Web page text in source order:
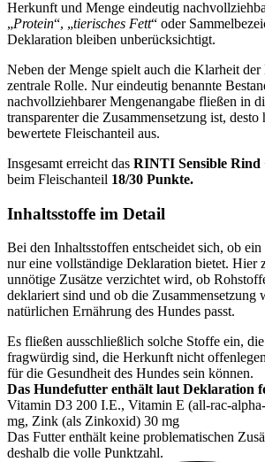
Herkunft und Menge eindeutig
„Protein“, „tierisches Fett“ oder
Deklaration bleiben unberücksichtigt.
Neben der Menge spielt auch die Klarheit
zentrale Rolle. Nur eindeutig benannte
nachvollziehbarer Mengenangabe fließen in
transparenter die Zusammensetzung ist,
bewertete Fleischanteil aus.
Insgesamt erreicht das RINTI Sensible Rind
beim Fleischanteil 18/30 Punkte.
Inhaltsstoffe im Detail
Bei den Inhaltsstoffen entscheidet sich, ob
nur eine vollständige Deklaration bietet. Hier
unnötige Zusätze verzichtet wird, ob
deklariert sind und ob die Zusammensetzung
natürlichen Ernährung des Hundes passt.
Es fließen ausschließlich solche Stoffe ein,
fragwürdig sind, die Herkunft nicht
für die Gesundheit des Hundes sein können.
Das Hundefutter enthält laut Deklaration
Vitamin D3 200 I.E., Vitamin E (all-rac-
mg, Zink (als Zinkoxid) 30 mg
Das Futter enthält keine problematischen
deshalb die volle Punktzahl.